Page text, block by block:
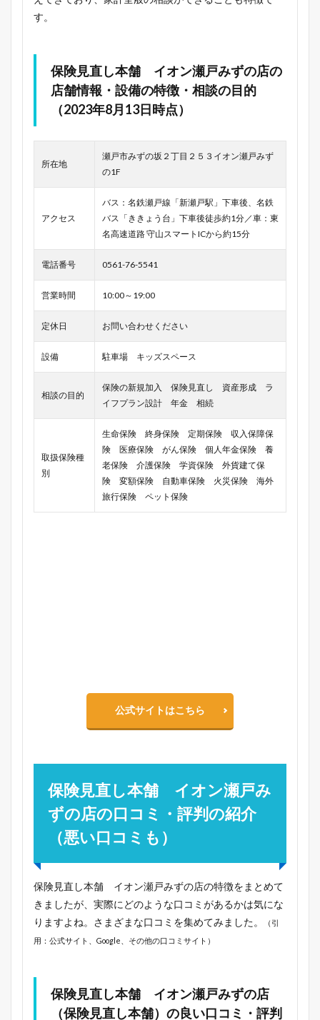
す。
保険見直し本舗 イオン瀬戸みずの店の
店舗情報・設備の特徴・相談の目的
（2023年8月13日時点）
所在地
瀬戸市みずの坂２丁目２５３イオン瀬戸みず
の1F
アクセス
バス：名鉄瀬戸線「新瀬戸駅」下車後、名鉄
バス「ききょう台」下車後徒歩約1分／車：東
名高速道路 守山スマートICから約15分
電話番号 0561-76-5541
営業時間 10:00～19:00
定休日 お問い合わせください
設備 駐車場 キッズスペース
相談の目的
保険の新規加入 保険見直し 資産形成 ラ
イフプラン設計 年金 相続
取扱保険種
別
生命保険 終身保険 定期保険 収入保障保
険 医療保険 がん保険 個人年金保険 養
老保険 介護保険 学資保険 外貨建て保
険 変額保険 自動車保険 火災保険 海外
旅行保険 ペット保険
公式サイトはこちら
保険見直し本舗 イオン瀬戸み
ずの店の口コミ・評判の紹介
（悪い口コミも）
保険見直し本舗 イオン瀬戸みずの店の特徴をまとめて
きましたが、実際にどのような口コミがあるかは気にな
りますよね。さまざまな口コミを集めてみました。
（引
用：公式サイト、Google、その他の口コミサイト）
保険見直し本舗 イオン瀬戸みずの店
（保険見直し本舗）の良い口コミ・評判